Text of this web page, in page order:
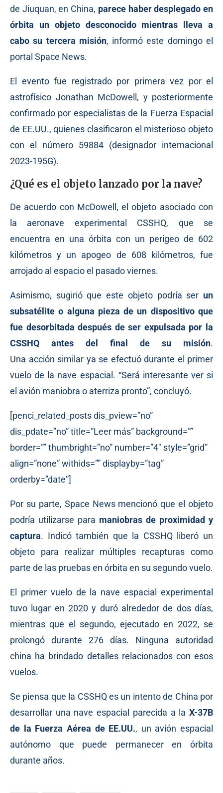
de Jiuquan, en China, parece haber desplegado en
órbita un objeto desconocido mientras lleva a
cabo su tercera misión, informó este domingo el
portal Space News.
El evento fue registrado por primera vez por el
astrofísico Jonathan McDowell, y posteriormente
confirmado por especialistas de la Fuerza Espacial
de EE.UU., quienes clasificaron el misterioso objeto
con el número 59884 (designador internacional
2023-195G).
¿Qué es el objeto lanzado por la nave?
De acuerdo con McDowell, el objeto asociado con
la aeronave experimental CSSHQ, que se
encuentra en una órbita con un perigeo de 602
kilómetros y un apogeo de 608 kilómetros, fue
arrojado al espacio el pasado viernes.
Asimismo, sugirió que este objeto podría ser un
subsatélite o alguna pieza de un dispositivo que
fue desorbitada después de ser expulsada por la
CSSHQ antes del final de su misión.
Una acción similar ya se efectuó durante el primer
vuelo de la nave espacial. “Será interesante ver si
el avión maniobra o aterriza pronto”, concluyó.
[penci_related_posts dis_pview=”no”
dis_pdate=”no” title=”Leer más” background=””
border=”” thumbright=”no” number=”4″ style=”grid”
align=”none” withids=”” displayby=”tag”
orderby=”date”]
Por su parte, Space News mencionó que el objeto
podría utilizarse para maniobras de proximidad y
captura. Indicó también que la CSSHQ liberó un
objeto para realizar múltiples recapturas como
parte de las pruebas en órbita en su segundo vuelo.
El primer vuelo de la nave espacial experimental
tuvo lugar en 2020 y duró alrededor de dos días,
mientras que el segundo,ejecutado en 2022, se
prolongó durante 276 días. Ninguna autoridad
china ha brindado detalles relacionados con esos
vuelos.
Se piensa que la CSSHQ es un intento de China por
desarrollar una nave espacial parecida a la X-37B
de la Fuerza Aérea de EE.UU., un avión espacial
autónomo que puede permaneceren órbita
durante años.